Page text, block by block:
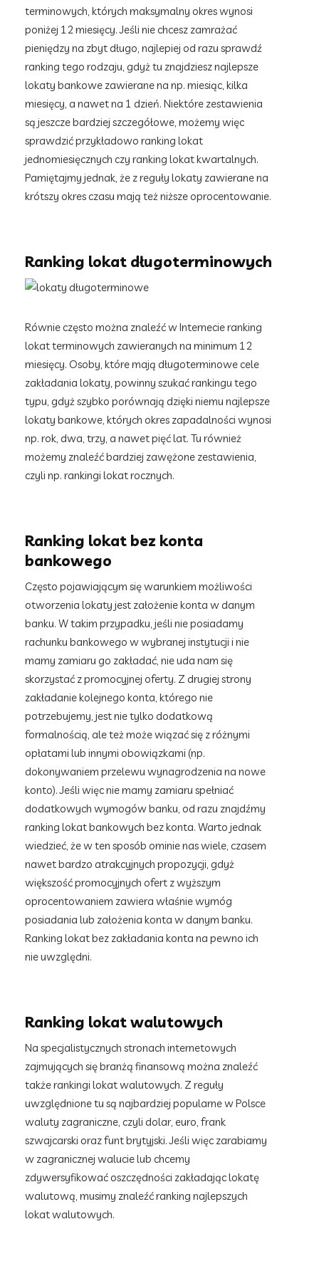
terminowych, których maksymalny okres wynosi
poniżej 12 miesięcy. Jeśli nie chcesz zamrażać
pieniędzy na zbyt długo, najlepiej od razu sprawdź
ranking tego rodzaju, gdyż tu znajdziesz najlepsze
lokaty bankowe zawierane na np. miesiąc, kilka
miesięcy, a nawet na 1 dzień. Niektóre zestawienia
są jeszcze bardziej szczegółowe, możemy więc
sprawdzić przykładowo ranking lokat
jednomiesięcznych czy ranking lokat kwartalnych.
Pamiętajmy jednak, że z reguły lokaty zawierane na
krótszy okres czasu mają też niższe oprocentowanie.
Ranking lokat długoterminowych
Równie często można znaleźć w Internecie ranking
lokat terminowych zawieranych na minimum 12
miesięcy. Osoby, które mają długoterminowe cele
zakładania lokaty, powinny szukać rankingu tego
typu, gdyż szybko porównają dzięki niemu najlepsze
lokaty bankowe, których okres zapadalności wynosi
np. rok, dwa, trzy, a nawet pięć lat. Tu również
możemy znaleźć bardziej zawężone zestawienia,
czyli np. rankingi lokat rocznych.
Ranking lokat bez konta
bankowego
Często pojawiającym się warunkiem możliwości
otworzenia lokaty jest założenie konta w danym
banku. W takim przypadku, jeśli nie posiadamy
rachunku bankowego w wybranej instytucji i nie
mamy zamiaru go zakładać, nie uda nam się
skorzystać z promocyjnej oferty. Z drugiej strony
zakładanie kolejnego konta, którego nie
potrzebujemy, jest nie tylko dodatkową
formalnością, ale też może wiązać się z różnymi
opłatami lub innymi obowiązkami (np.
dokonywaniem przelewu wynagrodzenia na nowe
konto). Jeśli więc nie mamy zamiaru spełniać
dodatkowych wymogów banku, od razu znajdźmy
ranking lokat bankowych bez konta. Warto jednak
wiedzieć, że w ten sposób ominie nas wiele, czasem
nawet bardzo atrakcyjnych propozycji, gdyż
większość promocyjnych ofert z wyższym
oprocentowaniem zawiera właśnie wymóg
posiadania lub założenia konta w danym banku.
Ranking lokat bez zakładania konta na pewno ich
nie uwzględni.
Ranking lokat walutowych
Na specjalistycznych stronach internetowych
zajmujących się branżą finansową można znaleźć
także rankingi lokat walutowych. Z reguły
uwzględnione tu są najbardziej popularne w Polsce
waluty zagraniczne, czyli dolar, euro, frank
szwajcarski oraz funt brytyjski. Jeśli więc zarabiamy
w zagranicznej walucie lub chcemy
zdywersyfikować oszczędności zakładając lokatę
walutową, musimy znaleźć ranking najlepszych
lokat walutowych.